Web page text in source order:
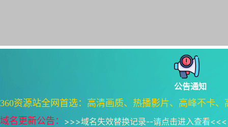
公告通知
360资源站全网首选：高清画质、热播影片、高峰不卡
域名更新公告： >>>域名失效替换记录--请点击进入查看<<<